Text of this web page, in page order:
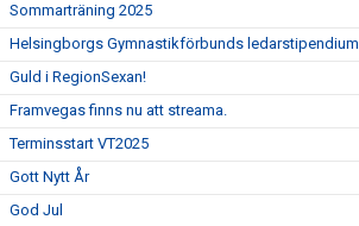
Sommarträning 2025
Helsingborgs Gymnastikförbunds ledarstipendium
Guld i RegionSexan!
Framvegas finns nu att streama.
Terminsstart VT2025
Gott Nytt År
God Jul